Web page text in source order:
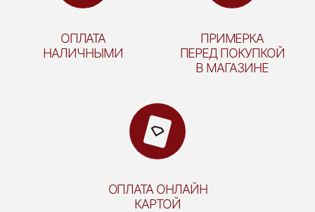
ОПЛАТА
НАЛИЧНЫМИ
ПРИМЕРКА
ПЕРЕД ПОКУПКОЙ
В МАГАЗИНЕ
ОПЛАТА ОНЛАЙН
КАРТОЙ